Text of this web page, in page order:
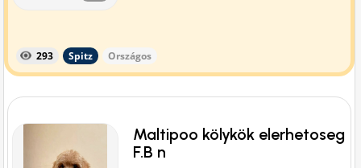
293 Spitz Országos
Maltipoo kölykök elerhetoseg
F.B n